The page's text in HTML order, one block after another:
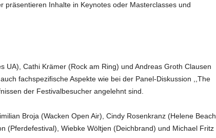
präsentieren Inhalte in Keynotes oder Masterclasses und
UA), Cathi Krämer (Rock am Ring) und Andreas Groth Clausen
fachspeziﬁsche Aspekte wie bei der Panel-Diskussion ,,The
der Festivalbesucher angelehnt sind.
Broja (Wacken Open Air), Cindy Rosenkranz (Helene Beach
(Pferdefestival), Wiebke Wöltjen (Deichbrand) und Michael Fritz